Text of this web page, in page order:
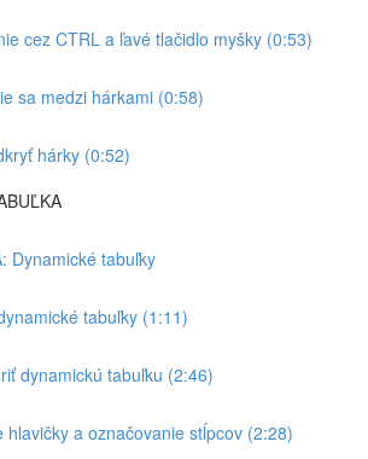
cez CTRL a ľavé tlačidlo myšky (0:53)
sa medzi hárkami (0:58)
hárky (0:52)
Dynamické tabuľky
tabuľky (1:11)
dynamickú tabuľku (2:46)
hlavičky a označovanie stĺpcov (2:28)